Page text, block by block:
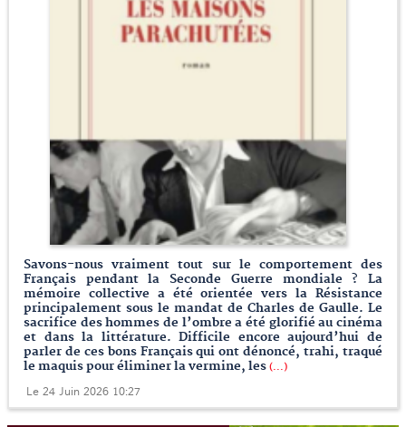
Savons-nous vraiment tout sur le comportement des
Français pendant la Seconde Guerre mondiale ? La
mémoire collective a été orientée vers la Résistance
principalement sous le mandat de Charles de Gaulle. Le
sacrifice des hommes de l’ombre a été glorifié au cinéma
et dans la littérature. Difficile encore aujourd’hui de
parler de ces bons Français qui ont dénoncé, trahi, traqué
le maquis pour éliminer la vermine, les (...)
Le 24 Juin 2026 10:27